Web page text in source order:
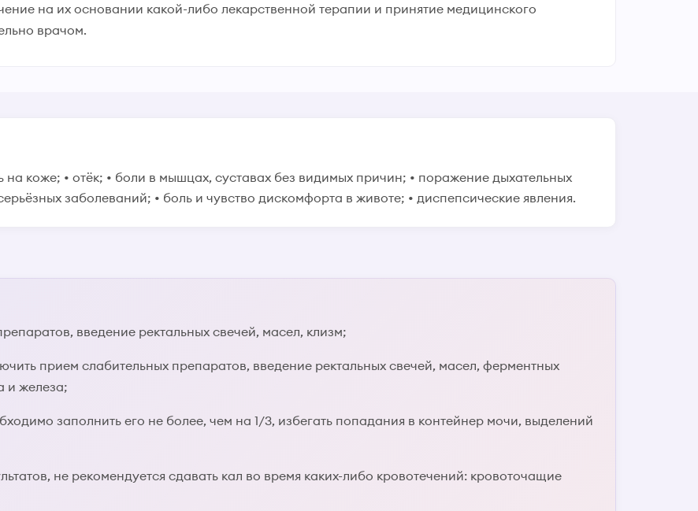
на их основании какой-либо лекарственной терапии и принятие медицинского
врачом.
на коже; • отёк; • боли в мышцах, суставах без видимых причин; • поражение дыхательных
заболеваний; • боль и чувство дискомфорта в животе; • диспепсические явления.
введение ректальных свечей, масел, клизм;
прием слабительных препаратов, введение ректальных свечей, масел, ферментных
и железа;
заполнить его не более, чем на 1/3, избегать попадания в контейнер мочи, выделений
не рекомендуется сдавать кал во время каких-либо кровотечений: кровоточащие